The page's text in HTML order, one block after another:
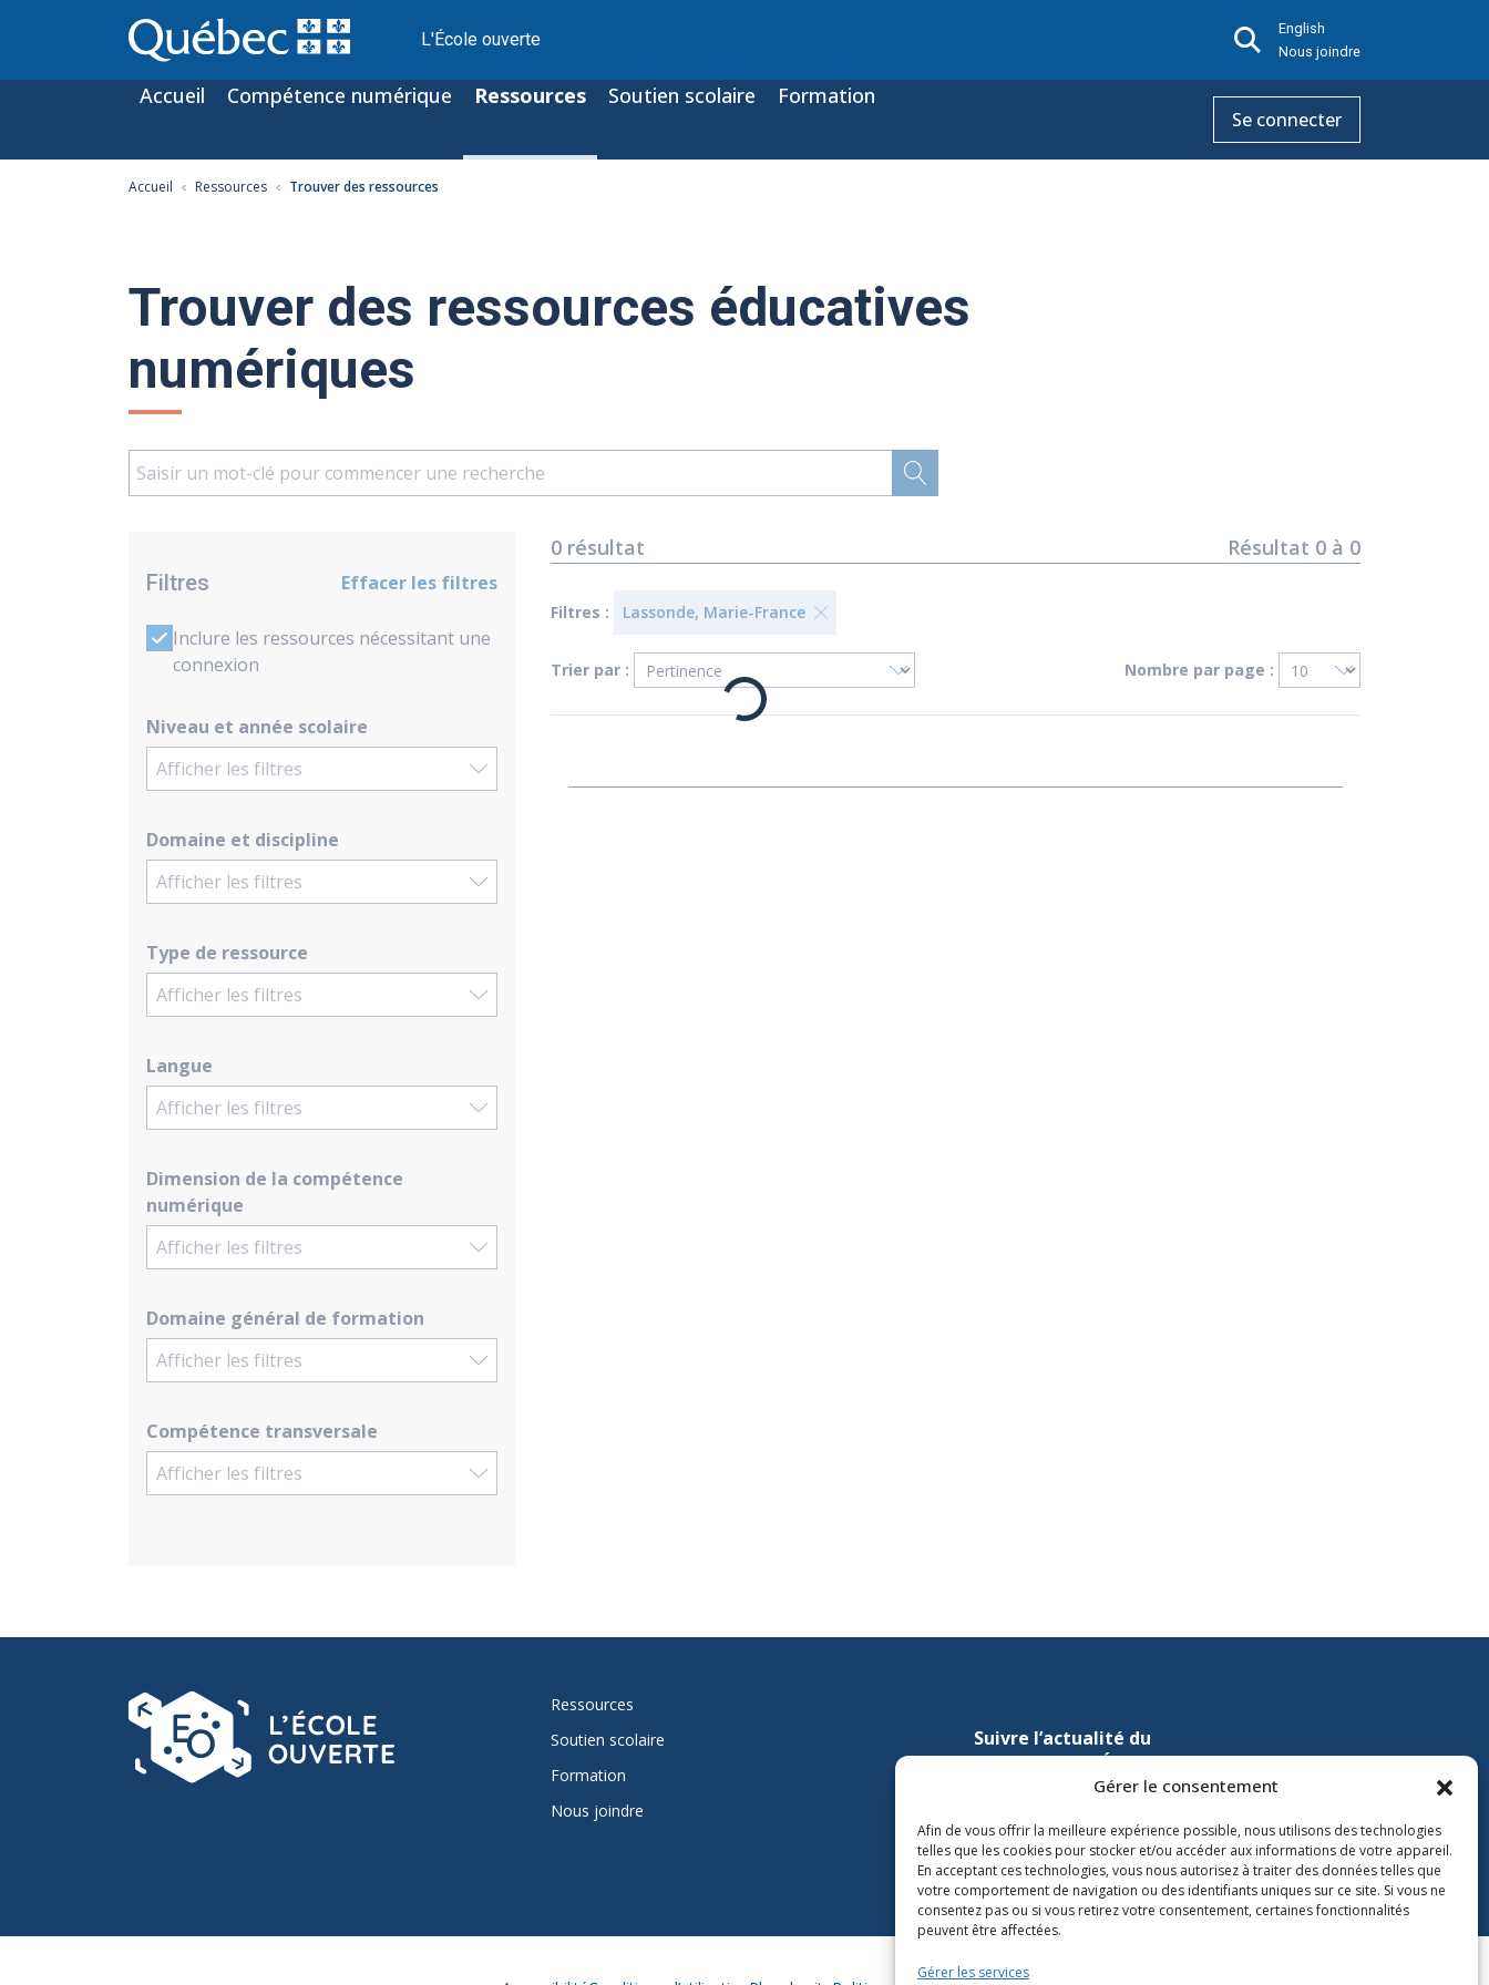
Gérer le consentement
Afin de vous offrir la meilleure expérience possible, nous utilisons des technologies
telles que les cookies pour stocker et/ou accéder aux informations de votre appareil.
En acceptant ces technologies, vous nous autorisez à traiter des données telles que
votre comportement de navigation ou des identifiants uniques sur ce site. Si vous ne
consentez pas ou si vous retirez votre consentement, certaines fonctionnalités
peuvent être affectées.
Gérer les services
L'École ouverte
English
Nous joindre
Accueil Compétence numérique Ressources Soutien scolaire Formation
Se connecter
Accueil Ressources Trouver des ressources
Trouver des ressources éducatives
numériques
Filtres Effacer les filtres
Inclure les ressources nécessitant une
connexion
Niveau et année scolaire
Afficher les filtres
Domaine et discipline
Afficher les filtres
Type de ressource
Afficher les filtres
Langue
Afficher les filtres
Dimension de la compétence
numérique
Afficher les filtres
Domaine général de formation
Afficher les filtres
Compétence transversale
Afficher les filtres
0 résultat Résultat 0à 0
Filtres : Lassonde, Marie-France
Trier par : Nombre par page :
Ressources
Soutien scolaire
Formation
Nous joindre
Suivre l’actualité du
ministère de l’Éducation sur
Lien vers Youtube